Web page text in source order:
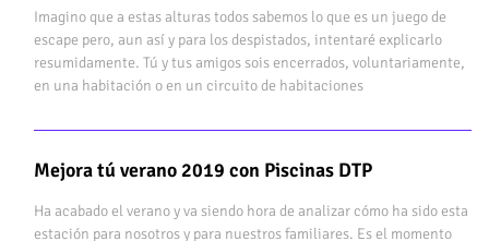
Imagino que a estas alturas todos sabemos lo que es un juego de
escape pero, aun así y para los despistados, intentaré explicarlo
resumidamente. Tú y tus amigos sois encerrados, voluntariamente,
en una habitación o en un circuito de habitaciones
Mejora tú verano 2019 con Piscinas DTP
Ha acabado el verano y va siendo hora de analizar cómo ha sido esta
estación para nosotros y para nuestros familiares. Es el momento